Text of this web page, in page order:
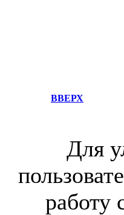
ВВЕРХ
Для
работу